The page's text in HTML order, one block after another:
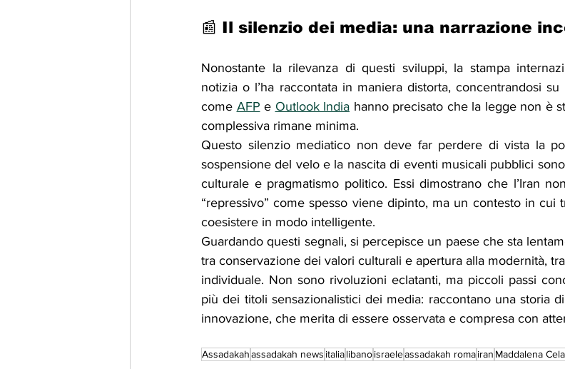
📰 Il silenzio dei media: una narrazione
Nonostante la rilevanza di questi sviluppi, la stampa
notizia o l’ha raccontata in maniera distorta, concentrandosi
come AFP e Outlook India hanno precisato che la legge non è
complessiva rimane minima.
Questo silenzio mediatico non deve far perdere di vista la
sospensione del velo e la nascita di eventi musicali pubblici
culturale e pragmatismo politico. Essi dimostrano che l’Iran
“repressivo” come spesso viene dipinto, ma un contesto in cui
coesistere in modo intelligente.
Guardando questi segnali, si percepisce un paese che sta
tra conservazione dei valori culturali e apertura alla modernità,
individuale. Non sono rivoluzioni eclatanti, ma piccoli passi
più dei titoli sensazionalistici dei media: raccontano una storia
innovazione, che merita di essere osservata e compresa con
Assadakahassadakah news italialibanoisraeleassadakah romairan Maddalena